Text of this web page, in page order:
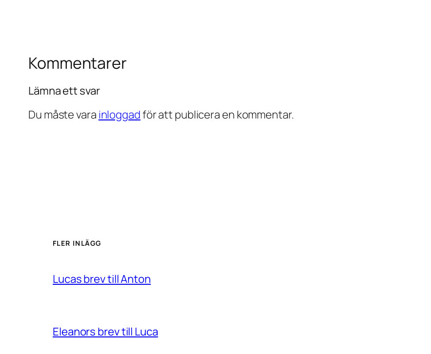
Kommentarer
Lämna ett svar
Du måste vara inloggadför att publicera en kommentar.
FLER INLÄGG
Lucas brev till Anton
Eleanors brev till Luca